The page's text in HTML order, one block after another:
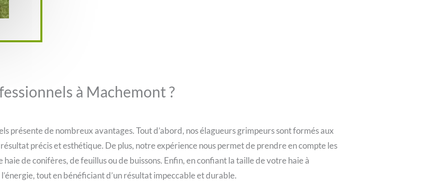
à Machemont ?
présente de nombreux avantages. Tout d’abord, nos élagueurs grimpeurs sont formés aux
précis et esthétique. De plus, notre expérience nous permet de prendre en compte les
haie de conifères, de feuillus ou de buissons. Enfin, en confiant la taille de votre haie à
tout en bénéficiant d’un résultat impeccable et durable.